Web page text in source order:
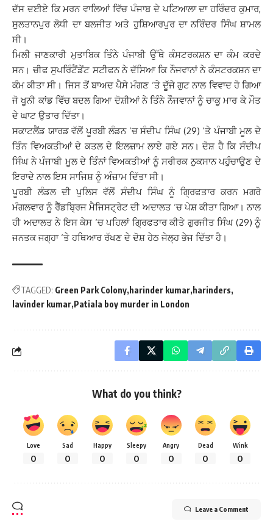
ਦੱਸ ਦਈਏ ਕਿ ਮਰਨ ਵਾਲਿਆਂ ਵਿੱਚ ਪੰਜਾਬ ਦੇ ਪਟਿਆਲਾ ਦਾ ਹਰਿੰਦਰ ਕੁਮਾਰ,
ਸੁਲਤਾਨਪੁਰ ਲੋਧੀ ਦਾ ਬਲਜੀਤ ਅਤੇ ਹੁਸ਼ਿਆਰਪੁਰ ਦਾ ਨਰਿੰਦਰ ਸਿੰਘ ਸ਼ਾਮਲ
ਸੀ।
ਮਿਲੀ ਜਾਣਕਾਰੀ ਮੁਤਾਬਿਕ ਤਿੰਨੇ ਪੰਜਾਬੀ ਉੱਥੇ ਕੰਸਟਰਕਸ਼ਨ ਦਾ ਕੰਮ ਕਰਦੇ
ਸਨ। ਚੀਫ ਸੁਪਰਿੰਟੈਂਡੇਂਟ ਸਟੀਫਨ ਨੇ ਦੱਸਿਆ ਕਿ ਨੌਜਵਾਨਾਂ ਨੇ ਕੰਸਟਰਕਸ਼ਨ ਦਾ
ਕੰਮ ਕੀਤਾ ਸੀ। ਜਿਸ ਤੋਂ ਬਾਅਦ ਪੈਸੇ ਮੰਗਣ ‘ਤੇ ਦੂੱਜੇ ਗੁਟ ਨਾਲ ਵਿਵਾਦ ਹੋ ਗਿਆ
ਜੋ ਖੂਨੀ ਕਾਂਡ ਵਿੱਚ ਬਦਲ ਗਿਆ ਦੋਸ਼ੀਆਂ ਨੇ ਤਿੰਨੇ ਨੌਜਵਾਨਾਂ ਨੂੰ ਚਾਕੂ ਮਾਰ ਕੇ ਮੌਤ
ਦੇ ਘਾਟ ਉਤਾਰ ਦਿੱਤਾ।
ਸਕਾਟਲੈਂਡ ਯਾਰਡ ਵੱਲੋਂ ਪੂਰਬੀ ਲੰਡਨ ‘ਚ ਸੰਦੀਪ ਸਿੰਘ (29) ‘ਤੇ ਪੰਜਾਬੀ ਮੂਲ ਦੇ
ਤਿੰਨ ਵਿਅਕਤੀਆਂ ਦੇ ਕਤਲ ਦੇ ਇਲਜ਼ਾਮ ਲਾਏ ਗਏ ਸਨ। ਦੋਸ਼ ਹੈ ਕਿ ਸੰਦੀਪ
ਸਿੰਘ ਨੇ ਪੰਜਾਬੀ ਮੂਲ ਦੇ ਤਿੰਨਾਂ ਵਿਅਕਤੀਆਂ ਨੂੰ ਸਰੀਰਕ ਨੁਕਸਾਨ ਪਹੁੰਚਾਉਣ ਦੇ
ਇਰਾਦੇ ਨਾਲ ਇਸ ਸਾਜਿਸ਼ ਨੂੰ ਅੰਜ਼ਾਮ ਦਿੱਤਾ ਸੀ।
ਪੂਰਬੀ ਲੰਡਲ ਦੀ ਪੁਲਿਸ ਵੱਲੋਂ ਸੰਦੀਪ ਸਿੰਘ ਨੂੰ ਗ੍ਰਿਫਤਾਰ ਕਰਨ ਮਗਰੋ
ਮੰਗਲਵਾਰ ਨੂੰ ਰੈੱਡਬ੍ਰਿਜ ਮੈਜਿਸਟ੍ਰੇਟ ਦੀ ਅਦਾਲਤ ‘ਚ ਪੇਸ਼ ਕੀਤਾ ਗਿਆ। ਨਾਲ
ਹੀ ਅਦਾਲਤ ਨੇ ਇਸ ਕੇਸ ‘ਚ ਪਹਿਲਾਂ ਗ੍ਰਿਫਤਾਰ ਕੀਤੇ ਗੁਰਜੀਤ ਸਿੰਘ (29) ਨੂੰ
ਜਨਤਕ ਜਗ੍ਹਾ ‘ਤੇ ਹਥਿਆਰ ਰੱਖਣ ਦੇ ਦੋਸ਼ ਹੇਠ ਜੇਲ੍ਹ ਭੇਜ ਦਿੱਤਾ ਹੈ।
TAGGED: Green Park Colony harinder kumar harinders
lavinder kumar Patiala boy murder in London
What do you think?
Love
0
Sad
0
Happy
0
Sleepy
0
Angry
0
Dead
0
Wink
0
Leave a Comment